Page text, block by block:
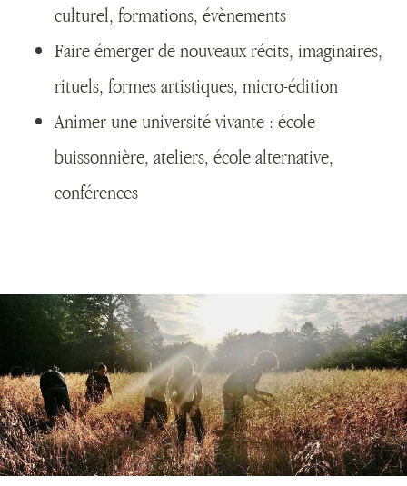
culturel, formations, évènements
Faire émerger de nouveaux récits, imaginaires,
rituels, formes artistiques, micro-édition
Animer une université vivante : école
buissonnière, ateliers, école alternative,
conférences